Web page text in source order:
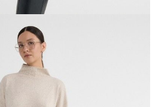
силуэта из пряжи с вискозой,
вас в прохладные дни. С этой
создать расслабленные аутфиты для
образы на работу и стильные
премиального качества мягкая,
шерсти создают особый «закрытый»
холодному воздуху проникать к